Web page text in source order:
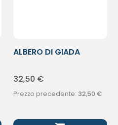
ALBERO DI GIADA
32,50 €
Prezzo precedente: 32,50 €